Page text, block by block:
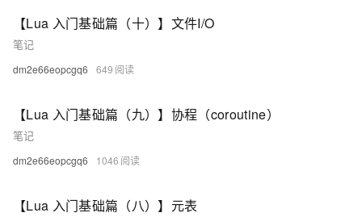
【Lua 入门基础篇（十）】文件I/O
笔记
dm2e66eopcgq6 649
【Lua 入门基础篇（九）】协程（coroutine）
笔记
dm2e66eopcgq6 1046
【Lua 入门基础篇（八）】元表